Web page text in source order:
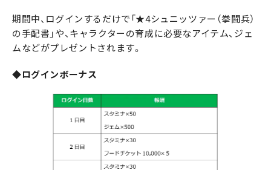
期間中、ログインするだけで「★4シュニッツァー（拳闘兵）
の手配書」や、キャラクターの育成に必要なアイテム、ジェ
ムなどがプレゼントされます。
◆ログインボーナス